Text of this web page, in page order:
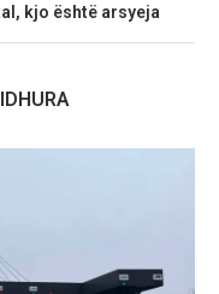
kjo është arsyeja